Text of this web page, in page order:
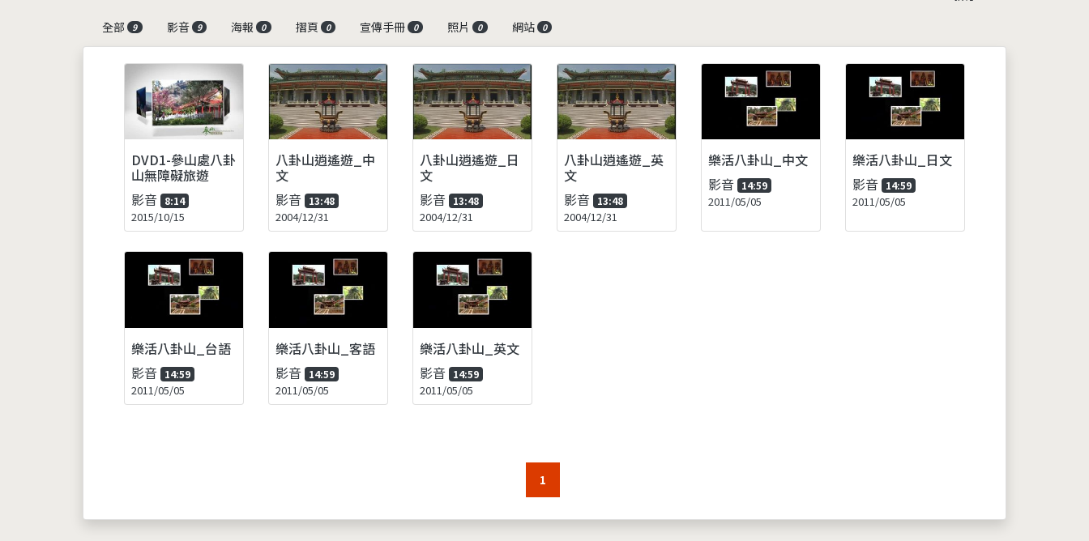
全部
9 影音 9 海報 0 摺頁 0 宣傳手冊 0 照片 0 網站 0
DVD1-參山處八卦
山無障礙旅遊
影音 8:14
2015/10/15
八卦山逍遙遊_中
文
影音 13:48
2004/12/31
八卦山逍遙遊_日
文
影音 13:48
2004/12/31
八卦山逍遙遊_英
文
影音 13:48
2004/12/31
樂活八卦山_中文
影音 14:59
2011/05/05
樂活八卦山_日文
影音 14:59
2011/05/05
樂活八卦山_台語
影音 14:59
2011/05/05
樂活八卦山_客語
影音 14:59
2011/05/05
樂活八卦山_英文
影音 14:59
2011/05/05
1